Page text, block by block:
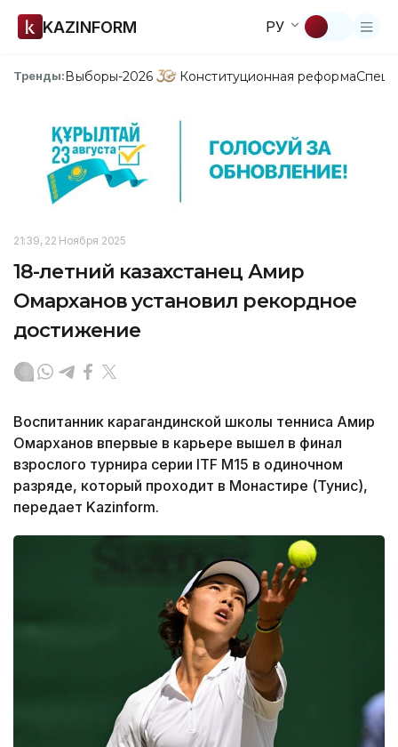
KAZINFORM РУ
Тренды:Выборы-2026 Конституционная реформа
21:39, 22 Ноября 2025
18-летний казахстанец Амир
Омарханов установил рекордное
достижение
Воспитанник карагандинской школы тенниса Амир
Омарханов впервые в карьере вышел в финал
взрослого турнира серии ITF M15 в одиночном
разряде, который проходит в Монастире (Тунис),
передает Kazinform.